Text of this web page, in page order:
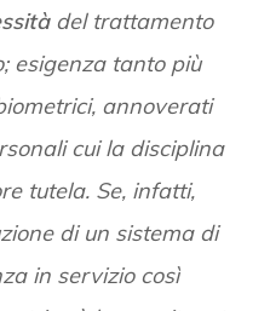
del trattamento
esigenza tanto più
annoverati
cui la disciplina
tutela. Se, infatti,
di un sistema di
in servizio così